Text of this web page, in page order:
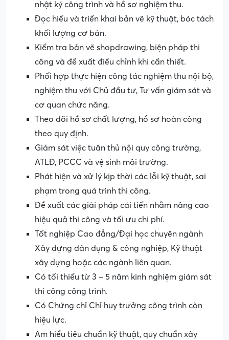
nhật ký công trình và hồ sơ nghiệm thu.
Đọc hiểu và triển khai bản vẽ kỹ thuật, bóc tách
khối lượng cơ bản.
Kiểm tra bản vẽ shopdrawing, biện pháp thi
công và đề xuất điều chỉnh khi cần thiết.
Phối hợp thực hiện công tác nghiệm thu nội bộ,
nghiệm thu với Chủ đầu tư, Tư vấn giám sát và
cơ quan chức năng.
Theo dõi hồ sơ chất lượng, hồ sơ hoàn công
theo quy định.
Giám sát việc tuân thủ nội quy công trường,
ATLĐ, PCCC và vệ sinh môi trường.
Phát hiện và xử lý kịp thời các lỗi kỹ thuật, sai
phạm trong quá trình thi công.
Đề xuất các giải pháp cải tiến nhằm nâng cao
hiệu quả thi công và tối ưu chi phí.
Tốt nghiệp Cao đẳng/Đại học chuyên ngành
Xây dựng dân dụng & công nghiệp, Kỹ thuật
xây dựng hoặc các ngành liên quan.
Có tối thiểu từ 3 – 5 năm kinh nghiệm giám sát
thi công công trình.
Có Chứng chỉ Chỉ huy trưởng công trình còn
hiệu lực.
Am hiểu tiêu chuẩn kỹ thuật, quy chuẩn xây